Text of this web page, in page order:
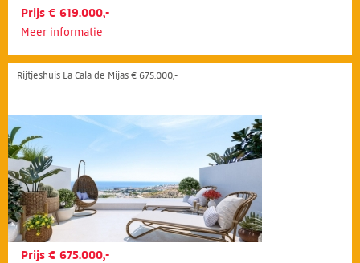
Prijs € 619.000,-
Meer informatie
Rijtjeshuis La Cala de Mijas € 675.000,-
Prijs € 675.000,-